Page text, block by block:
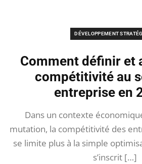
DÉVELOPPEMENT
Comment définir et
compétitivité au
entreprise en
Dans un contexte
mutation, la compétitivité des
se limite plus à la simple
s’inscrit […]